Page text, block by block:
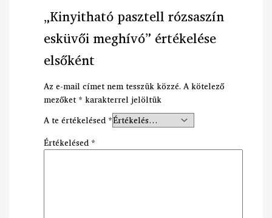
„Kinyitható pasztell rózsaszín
esküvői meghívó” értékelése
elsőként
Az e-mail címet nem tesszük közzé. A kötelező
mezőket * karakterrel jelöltük
A te értékelésed *
Értékelésed *